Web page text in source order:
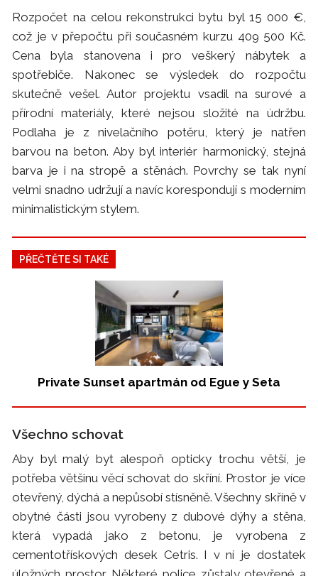
Rozpočet na celou rekonstrukci bytu byl 15 000 €,
což je v přepočtu při současném kurzu 409 500 Kč.
Cena byla stanovena i pro veškerý nábytek a
spotřebiče. Nakonec se výsledek do rozpočtu
skutečně vešel. Autor projektu vsadil na surové a
přírodní materiály, které nejsou složité na údržbu.
Podlaha je z nivelačního potěru, který je natřen
barvou na beton. Aby byl interiér harmonický, stejná
barva je i na stropě a stěnách. Povrchy se tak nyní
velmi snadno udržují a navíc korespondují s moderním
minimalistickým stylem.
PŘEČTĚTE SI TAKÉ
Private Sunset apartmán od Egue y Seta
Všechno schovat
Aby byl malý byt alespoň opticky trochu větší, je
potřeba většinu věcí schovat do skříní. Prostor je více
otevřený, dýchá a nepůsobí stísněně. Všechny skříně v
obytné části jsou vyrobeny z dubové dýhy a stěna,
která vypadá jako z betonu, je vyrobena z
cementotřískových desek Cetris. I v ní je dostatek